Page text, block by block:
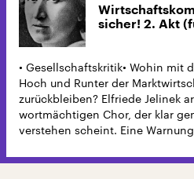
sicher! 2. Akt
• Gesellschaftskritik• Wohin mit
Hoch und Runter der
zurückbleiben? Elfriede Jelinek
wortmächtigen Chor, der klar
verstehen scheint. Eine